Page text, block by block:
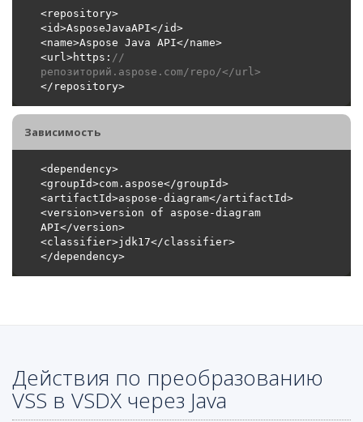
<url>https: //
репозиторий.aspose.com/repo/</url>
Зависимость
<version>version of aspose-diagram
Действия по преобразованию
VSS в VSDX через Java